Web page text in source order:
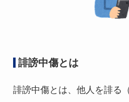
誹謗中傷とは
誹謗中傷とは、他人を誹る